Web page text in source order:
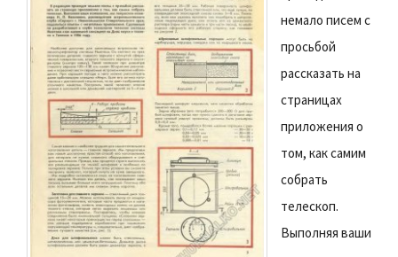
немало писем с
просьбой
рассказать на
страницах
приложения о
том, как самим
собрать
телескоп.
Выполняя ваши